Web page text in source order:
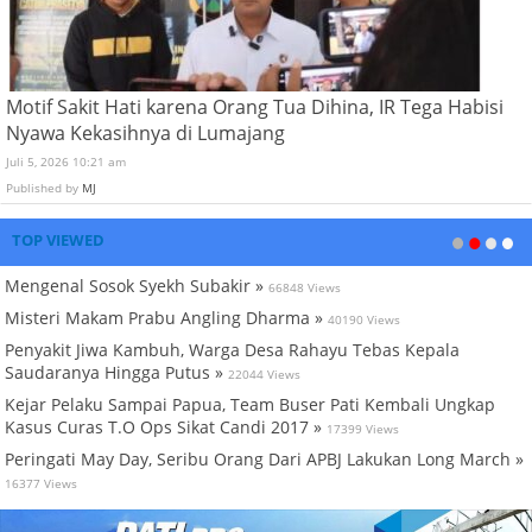
Motif Sakit Hati karena Orang Tua Dihina, IR Tega Habisi
Nyawa Kekasihnya di Lumajang
Juli 5, 2026 10:21 am
Published by MJ
TOP VIEWED
Mengenal Sosok Syekh Subakir » 66848 Views
Misteri Makam Prabu Angling Dharma » 40190 Views
Penyakit Jiwa Kambuh, Warga Desa Rahayu Tebas Kepala
Saudaranya Hingga Putus » 22044 Views
Kejar Pelaku Sampai Papua, Team Buser Pati Kembali Ungkap
Kasus Curas T.O Ops Sikat Candi 2017 » 17399 Views
Peringati May Day, Seribu Orang Dari APBJ Lakukan Long March »
16377 Views